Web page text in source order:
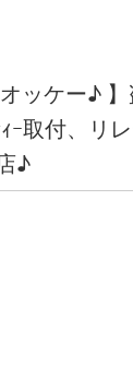
ッケー♪ 】
ｰ取付、リ
♪